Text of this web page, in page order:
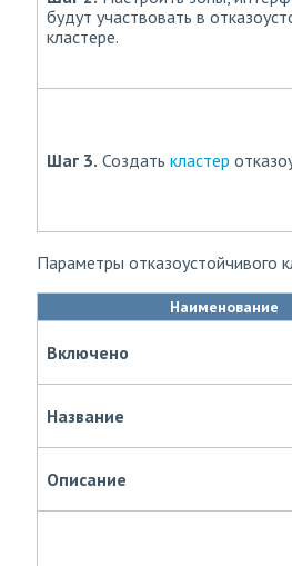
будут участвовать в
кластере.
Шаг 3. Создать кластер
Параметры отказоустойчивого
Наименование
Включено
Название
Описание